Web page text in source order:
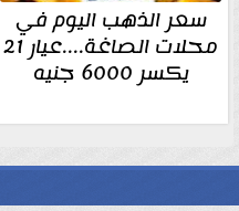
سعر الذهب اليوم في
محلات الصاغة....عيار 21
يكسر 6000 جنيه